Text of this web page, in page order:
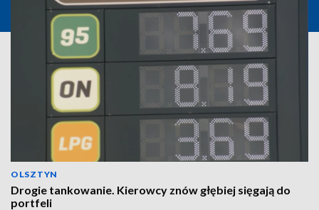
OLSZTYN
Drogie tankowanie. Kierowcy znów głębiej sięgają do
portfeli